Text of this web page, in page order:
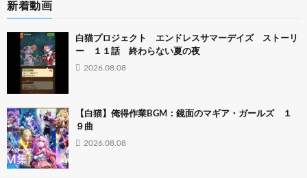
新着動画
白猫プロジェクト エンドレスサマーデイズ ストーリ
ー １１話 終わらない夏の夜
2026.08.08
【白猫】俺得作業BGM：鏡面のマギア・ガールズ １
９曲
2026.08.08